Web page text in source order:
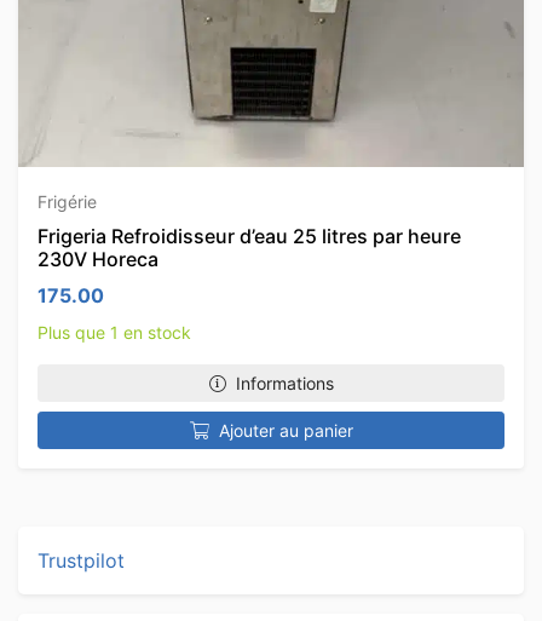
Frigérie
Frigeria Refroidisseur d’eau 25 litres par heure
230V Horeca
175.00
Plus que 1 en stock
Informations
Ajouter au panier
Trustpilot